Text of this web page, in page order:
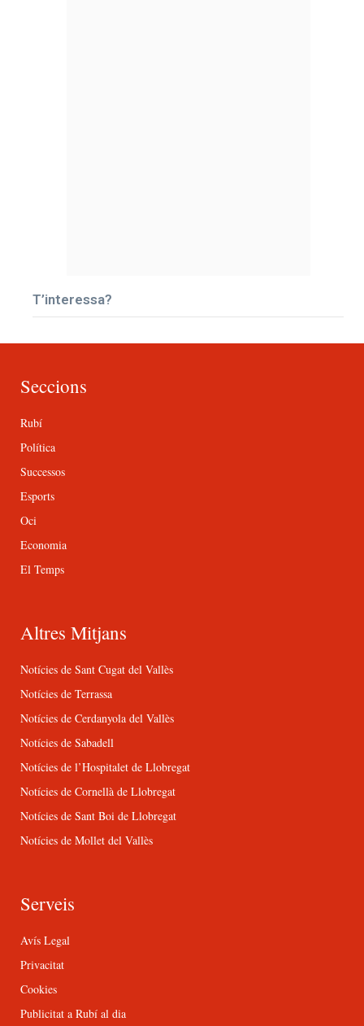
T’interessa?
Seccions
Rubí
Política
Successos
Esports
Oci
Economia
El Temps
Altres Mitjans
Notícies de Sant Cugat del Vallès
Notícies de Terrassa
Notícies de Cerdanyola del Vallès
Notícies de Sabadell
Notícies de l’Hospitalet de Llobregat
Notícies de Cornellà de Llobregat
Notícies de Sant Boi de Llobregat
Notícies de Mollet del Vallès
Serveis
Avís Legal
Privacitat
Cookies
Publicitat a Rubí al dia